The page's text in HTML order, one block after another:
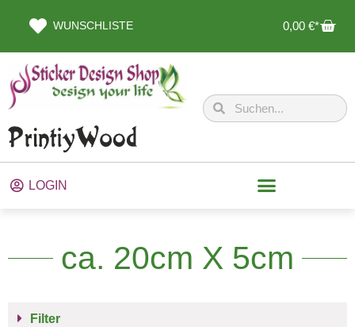
WUNSCHLISTE 0,00 €
LOGIN
ca. 20cm X 5cm
Filter